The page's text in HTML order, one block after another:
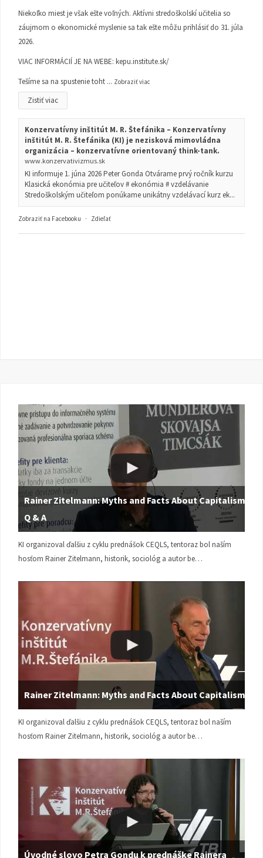
Niekoľko miest je však ešte voľných. Aktívni stredoškolskí učitelia so
záujmom o ekonomické myslenie sa tak ešte môžu prihlásiť do 31. júla
2026.
VIAC INFORMÁCIÍ JE NA WEBE: kepu.institute.sk/
Tešíme sa na spustenie toht ... Zobraziť viac
Zistiť viac
Konzervatívny inštitút M. R. Štefánika – Konzervatívny
inštitút M. R. Štefánika (KI) je nezisková mimovládna
organizácia – konzervatívne orientovaný think-tank.
www.konzervativizmus.sk
KI informuje 1. júna 2026 Peter Gonda Otvárame prvý ročník kurzu
Klasická ekonómia pre učiteľov # ekonómia # vzdelávanie
Stredoškolským učiteľom ponúkame unikátny vzdelávací kurz ek...
Zobraziť na Facebooku · Zdieľať
Rainer Zitelmann: Myths and Facts About Capitalism |
Q & A
KI organizoval ďalšiu z cyklu prednášok CEQLS, tentoraz bol naším
hosťom Rainer Zitelmann, historik, sociológ a autor be…
Rainer Zitelmann: Myths and Facts About Capitalism
KI organizoval ďalšiu z cyklu prednášok CEQLS, tentoraz bol naším
hosťom Rainer Zitelmann, historik, sociológ a autor be…
Úvodné slovo Petra Gondu k prednáške Rainera